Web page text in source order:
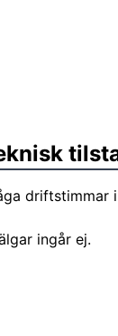
driftstimmar
ingår ej.